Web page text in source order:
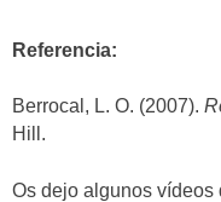
Referencia:
Berrocal, L. O. (2007).
Hill.
Os dejo algunos vídeos